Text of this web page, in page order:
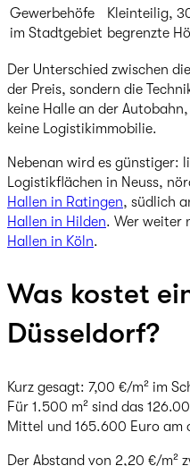
Gewerbehöfe
im Stadtgebiet
Kleinteilig,
begrenzte
Der Unterschied zwischen
der Preis, sondern die
keine Halle an der
keine Logistikimmobilie.
Nebenan wird es günstiger:
Logistikflächen in Neuss,
Hallen in Ratingen, südlich
Hallen in Hilden. Wer weiter
Hallen in Köln.
Was kostet
Düsseldorf?
Kurz gesagt: 7,00 €/m² im
Für 1.500 m² sind das
Mittel und 165.600 Euro am
Der Abstand von 2,20 €/m²